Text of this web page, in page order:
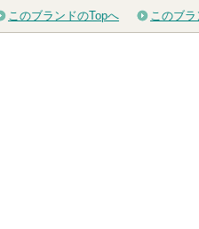
このブランドのTopへ このブ